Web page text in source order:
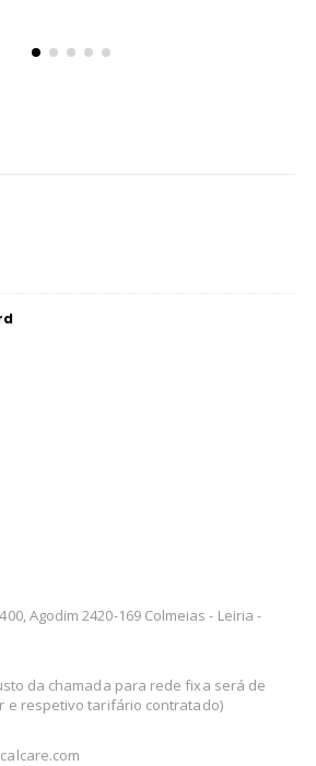
Agodim 2420-169 Colmeias - Leiria -
da chamada para rede fixa será de
e respetivo tarifário contratado)